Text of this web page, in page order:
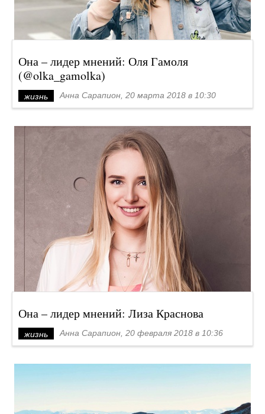
Она – лидер мнений: Оля Гамоля
(@olka_gamolka)
жизнь Анна Сарапион, 20 марта 2018 в 10:30
Она – лидер мнений: Лиза Краснова
жизнь Анна Сарапион, 20 февраля 2018 в 10:36